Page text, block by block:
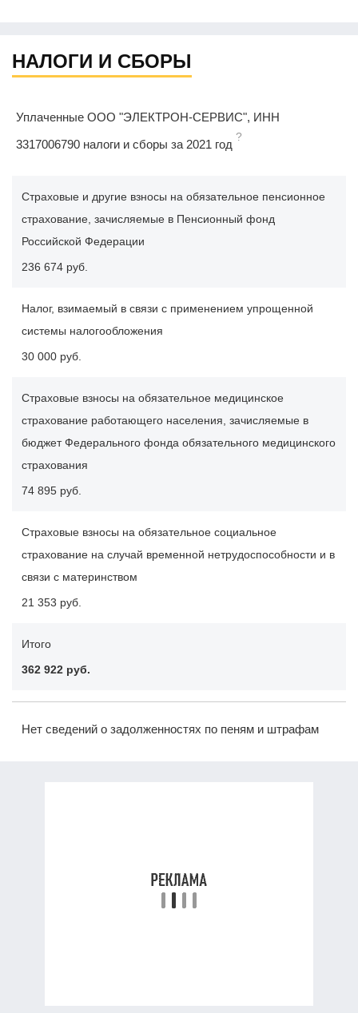
НАЛОГИ И СБОРЫ
Уплаченные ООО "ЭЛЕКТРОН-СЕРВИС", ИНН
3317006790 налоги и сборы за 2021 год
?
Страховые и другие взносы на обязательное пенсионное
страхование, зачисляемые в Пенсионный фонд
Российской Федерации
236 674 руб.
Налог, взимаемый в связи с применением упрощенной
системы налогообложения
30 000 руб.
Страховые взносы на обязательное медицинское
страхование работающего населения, зачисляемые в
бюджет Федерального фонда обязательного медицинского
страхования
74 895 руб.
Страховые взносы на обязательное социальное
страхование на случай временной нетрудоспособности и в
связи с материнством
21 353 руб.
Итого
362 922 руб.
Нет сведений о задолженностях по пеням и штрафам